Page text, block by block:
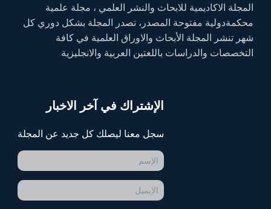
المجلة الاكاديمية للابحاث والنشر العلمي ، مجلة علمية
محكمةدولية مفتوحة المصدر، تصدر المجلة بشكل دوري كل
شهر تنشر المجلة الأبحاث والاوراق العلمية في كافة
التخصصات والدراسات باللغتين العربية والانجليزية
الإشتراك في آخر الاخبار
سجل معنا ليصلك كل جديد عن المجلة